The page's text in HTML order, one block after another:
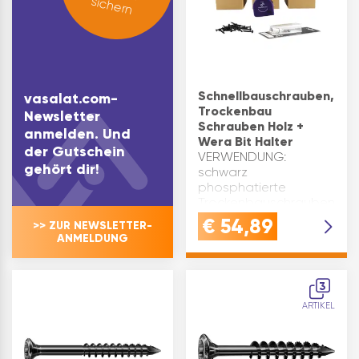
sichern
vasalat.com-
Newsletter
anmelden. Und
der Gutschein
gehört dir!
>> ZUR NEWSLETTER-
ANMELDUNG
Schnellbauschrauben,
Trockenbau
Schrauben Holz +
Wera Bit Halter
VERWENDUNG:
schwarz
phosphatierte
mit hohem
Korrosionsschutz und
Gipskarton Schrauben
zur präzisen Montage
von Gipskartonplatten
€ 54,89
3
ARTIKEL